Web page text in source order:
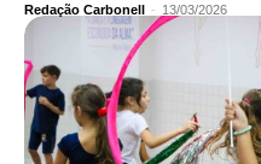
Redação Carbonell - 13/03/2026